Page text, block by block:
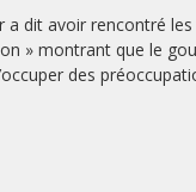
a dit avoir rencontré
» montrant que le
des